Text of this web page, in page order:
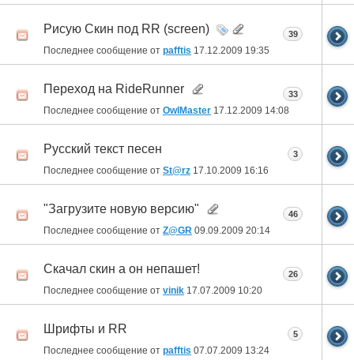
Рисую Скин под RR (screen)
Последнее сообщение от pafftis 17.12.2009 19:35
39
Переход на RideRunner
Последнее сообщение от OwlMaster 17.12.2009 14:08
33
Русский текст песен
Последнее сообщение от St@rz 17.10.2009 16:16
3
"Загрузите новую версию"
Последнее сообщение от Z@GR 09.09.2009 20:14
46
Скачал скин а он непашет!
Последнее сообщение от vinik 17.07.2009 10:20
26
Шрифты и RR
Последнее сообщение от pafftis 07.07.2009 13:24
5